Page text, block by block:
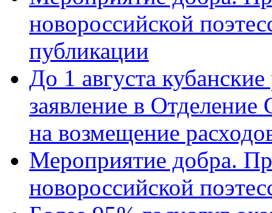
новороссийской
публикации
До 1 августа
заявление в
на возмещение
Мероприятие добра.
новороссийской